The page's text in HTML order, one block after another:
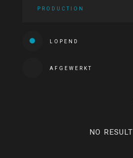
PRODUCTION
LOPEND
AFGEWERKT
NO RESULT